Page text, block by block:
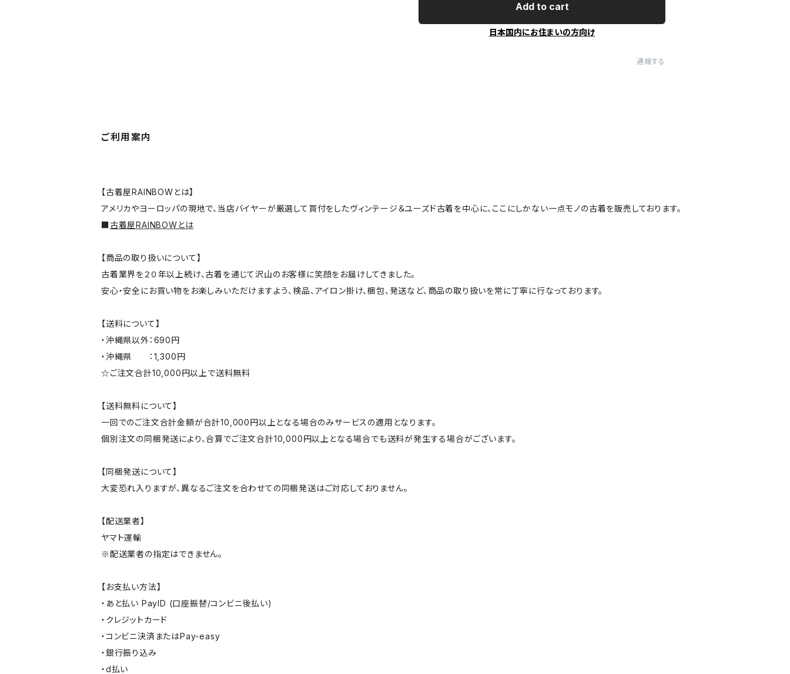
Add to cart
日本国内にお住まいの方向け
通報する
ご利用案内
【古着屋RAINBOWとは】
アメリカやヨーロッパの現地で、当店バイヤーが厳選して買付をしたヴィンテージ＆ユーズド古着を中心に、ここにしかない一点モノの古着を販売しております。
■古着屋RAINBOWとは
【商品の取り扱いについて】
古着業界を２０年以上続け、古着を通じて沢山のお客様に笑顔をお届けしてきました。
安心・安全にお買い物をお楽しみいただけますよう、検品、アイロン掛け、梱包、発送など、商品の取り扱いを常に丁寧に行なっております。
【送料について】
・沖縄県以外：690円
・沖縄県 ：1,300円
☆ご注文合計10,000円以上で送料無料
【送料無料について】
一回でのご注文合計金額が合計10,000円以上となる場合のみサービスの適用となります。
個別注文の同梱発送により、合算でご注文合計10,000円以上となる場合でも送料が発生する場合がございます。
【同梱発送について】
大変恐れ入りますが、異なるご注文を合わせての同梱発送はご対応しておりません。
【配送業者】
ヤマト運輸
※配送業者の指定はできません。
【お支払い方法】
・あと払い PayID (口座振替/コンビニ後払い)
・クレジットカード
・コンビニ決済またはPay-easy
・銀行振り込み
・d払い